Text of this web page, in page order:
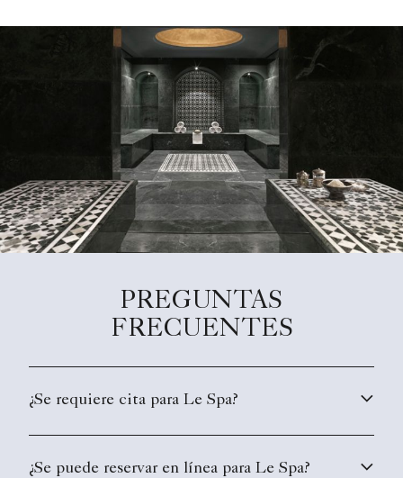
PREGUNTAS
FRECUENTES
¿Se requiere cita para Le Spa?
¿Se puede reservar en línea para Le Spa?